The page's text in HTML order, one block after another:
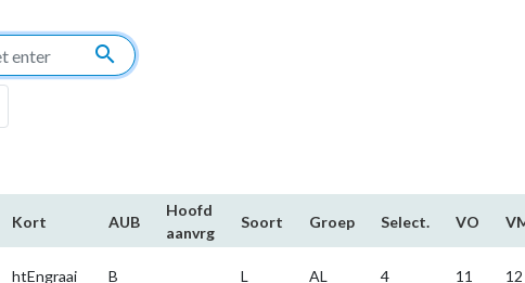
search
Kort AUB
Hoofd​
aanvrg
Soort Groep Select. VO
htEngraai B L AL 4 11 12